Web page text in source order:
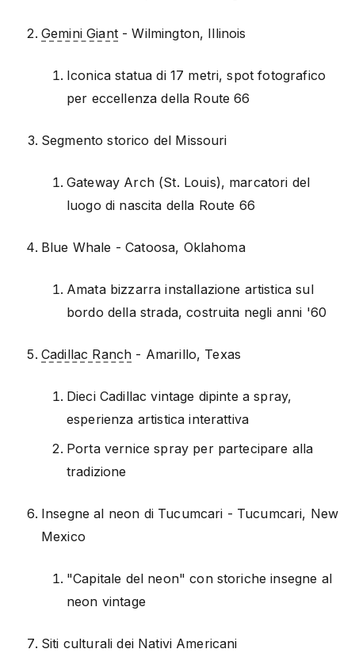
Gemini Giant- Wilmington, Illinois
Iconica statua di 17 metri, spot fotografico
per eccellenza della Route 66
Segmento storico del Missouri
Gateway Arch (St. Louis), marcatori del
luogo di nascita della Route 66
Blue Whale - Catoosa, Oklahoma
Amata bizzarra installazione artistica sul
bordo della strada, costruita negli anni '60
Cadillac Ranch - Amarillo, Texas
Dieci Cadillac vintage dipinte a spray,
esperienza artistica interattiva
Porta vernice spray per partecipare alla
tradizione
Insegne al neon di Tucumcari - Tucumcari, New
Mexico
"Capitale del neon" con storiche insegne al
neon vintage
Siti culturali dei Nativi Americani